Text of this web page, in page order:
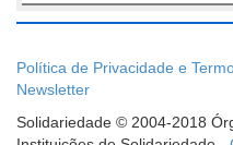
Política de Privacidade e
Newsletter
Solidariedade © 2004-2018